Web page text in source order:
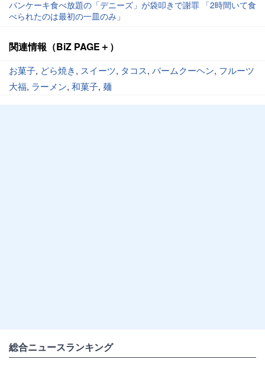
パンケーキ食べ放題の「デニーズ」が袋叩きで謝罪 「2時間いて食
べられたのは最初の一皿のみ」
関連情報（BiZ PAGE＋）
お菓子, どら焼き, スイーツ, タコス, バームクーヘン, フルーツ
大福, ラーメン, 和菓子, 麺
総合ニュースランキング